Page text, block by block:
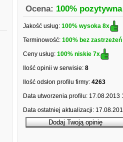
Ocena: 100% pozytywna
Jakość usług: 100% wysoka 8x
Terminowość: 100% bez zastrzeżeń
Ceny usług: 100% niskie 7x
Ilość opinii w serwisie: 8
Ilość odsłon profilu firmy: 4263
Data utworzenia profilu: 17.08.2013
Data ostatniej aktualizacji: